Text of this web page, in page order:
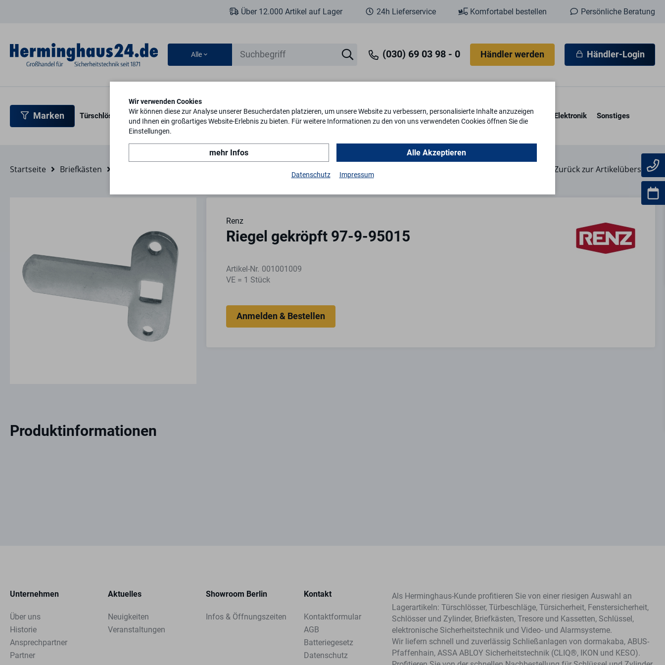
Über 12.000 Artikel auf Lager 24h Lieferservice Komfortabel bestellen Persönliche Beratung
Alle (030) 69 03 98 - 0 Händler werden Händler-Login
Marken Türschlösser Türbeschläge Türsicherheit Fenstersicherheit Schlösser & Zylinder Briefkästen Tresore & Kassetten Schlüssel Elektronik Sonstiges
Startseite Briefkästen Riegel gekröpft 97-9-95015 Zurück zur Artikelübersicht
Renz
Riegel gekröpft 97-9-95015
Artikel-Nr. 001001009
VE = 1 Stück
Produktinformationen
Unternehmen
Über uns
Historie
Ansprechpartner
Partner
Aktuelles
Neuigkeiten
Veranstaltungen
Showroom Berlin
Infos & Öffnungszeiten
Kontakt
Kontaktformular
AGB
Batteriegesetz
Datenschutz
Als Herminghaus-Kunde profitieren Sie von einer riesigen Auswahl an
Lagerartikeln: Türschlösser, Türbeschläge, Türsicherheit, Fenstersicherheit,
Schlösser und Zylinder, Briefkästen, Tresore und Kassetten, Schlüssel,
elektronische Sicherheitstechnik und Video- und Alarmsysteme.
Wir liefern schnell und zuverlässig Schließanlagen von dormakaba, ABUS-
Pfaffenhain, ASSA ABLOY Sicherheitstechnik (CLIQ®, IKON und KESO).
Wir verwenden Cookies
Wir können diese zur Analyse unserer Besucherdaten platzieren, um unsere Website zu verbessern, personalisierte Inhalte anzuzeigen
und Ihnen ein großartiges Website-Erlebnis zu bieten. Für weitere Informationen zu den von uns verwendeten Cookies öffnen Sie die
Einstellungen.
mehr Infos Alle Akzeptieren
Datenschutz Impressum